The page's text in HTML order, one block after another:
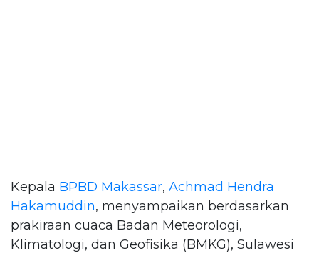
Kepala BPBD Makassar, Achmad Hendra
Hakamuddin, menyampaikan berdasarkan
prakiraan cuaca Badan Meteorologi,
Klimatologi, dan Geofisika (BMKG), Sulawesi